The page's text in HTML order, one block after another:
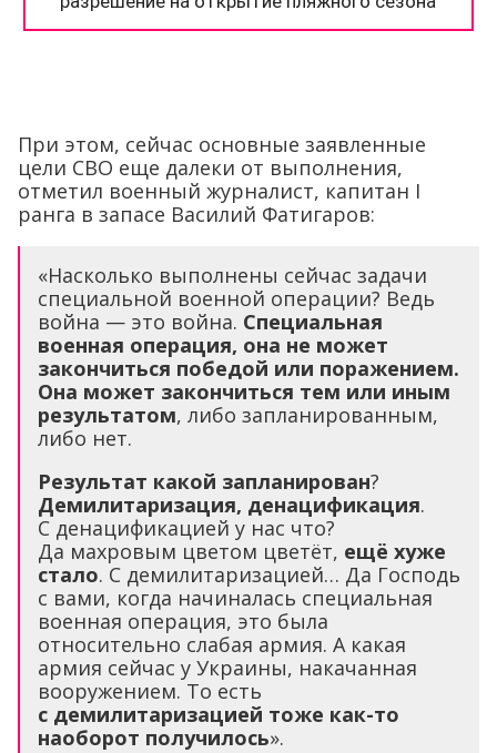
При этом, сейчас основные заявленные
цели СВО еще далеки от выполнения,
отметил военный журналист, капитан I
ранга в запасе Василий Фатигаров:
«Насколько выполнены сейчас задачи
специальной военной операции? Ведь
война — это война. Специальная
военная операция, она не может
закончиться победой или поражением.
Она может закончиться тем или иным
результатом, либо запланированным,
либо нет.
Результат какой запланирован?
Демилитаризация, денацификация.
С денацификацией у нас что?
Да махровым цветом цветёт, ещё хуже
стало. С демилитаризацией… Да Господь
с вами, когда начиналась специальная
военная операция, это была
относительно слабая армия. А какая
армия сейчас у Украины, накачанная
вооружением. То есть
с демилитаризацией тоже как-то
наоборот получилось».